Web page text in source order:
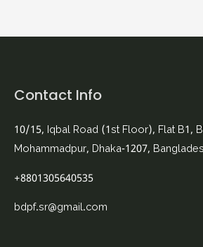
Contact Info
10/15, Iqbal Road (1st Floor), Flat B1,
Mohammadpur, Dhaka-1207,
+8801305640535
bdpf.sr@gmail.com